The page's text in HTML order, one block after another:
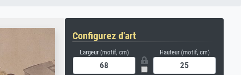
Configurez d'art
Largeur (motif, cm) Hauteur (motif, cm)